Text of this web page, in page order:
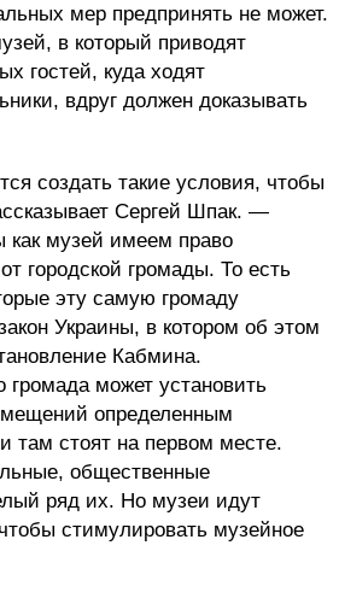
мер предпринять не может.
в который приводят
гостей, куда ходят
вдруг должен доказывать
создать такие условия, чтобы
Сергей Шпак. —
как музей имеем право
городской громады. То есть
эту самую громаду
Украины, в котором об этом
Кабмина.
громада может установить
определенным
там стоят на первом месте.
общественные
ряд их. Но музеи идут
стимулировать музейное